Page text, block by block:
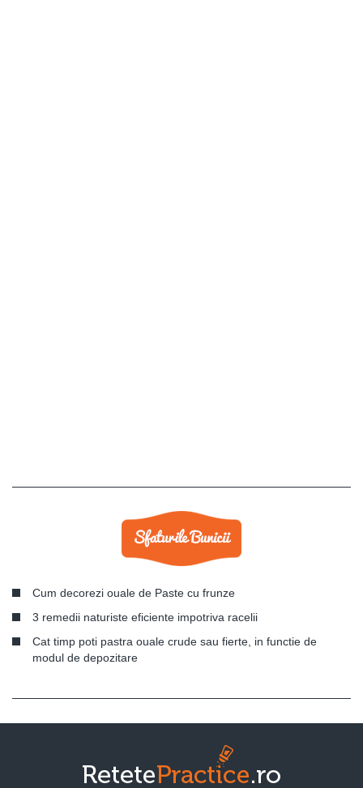
Cum decorezi ouale de Paste cu frunze
3 remedii naturiste eficiente impotriva racelii
Cat timp poti pastra ouale crude sau fierte, in functie de
modul de depozitare